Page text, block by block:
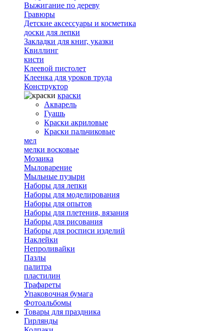
Выжигание по дереву
Гравюры
Детские аксессуары и косметика
доски для лепки
Закладки для книг, указки
Квиллинг
кисти
Клеевой пистолет
Клеенка для уроков труда
Конструктор
краски
Акварель
Гуашь
Краски акриловые
Краски пальчиковые
мел
мелки восковые
Мозаика
Мыловарение
Мыльные пузыри
Наборы для лепки
Наборы для моделирования
Наборы для опытов
Наборы для плетения, вязания
Наборы для рисования
Наборы для росписи изделий
Наклейки
Непроливайки
Пазлы
палитра
пластилин
Трафареты
Упаковочная бумага
Фотоальбомы
Товары для праздника
Гирлянды